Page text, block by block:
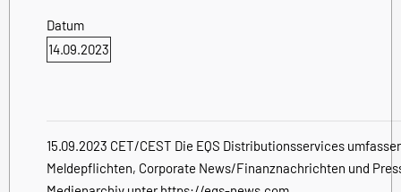
Datum
14.09.2023
15.09.2023 CET/CEST Die EQS Distributionsservices
Meldepflichten, Corporate News/Finanznachrichten und